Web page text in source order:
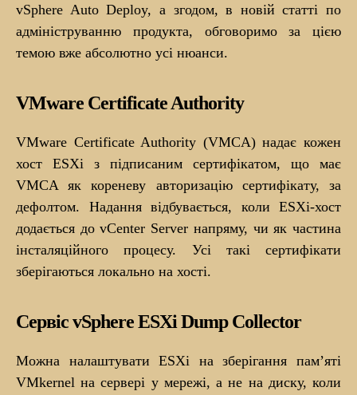
vSphere Auto Deploy, а згодом, в новій статті по
адмініструванню продукта, обговоримо за цією
темою вже абсолютно усі нюанси.
VMware Certificate Authority
VMware Certificate Authority (VMCA) надає кожен
хост ESXi з підписаним сертифікатом, що має
VMCA як кореневу авторизацію сертифікату, за
дефолтом. Надання відбувається, коли ESXi-хост
додається до vCenter Server напряму, чи як частина
інсталяційного процесу. Усі такі сертифікати
зберігаються локально на хості.
Сервіс vSphere ESXi Dump Collector
Можна налаштувати ESXi на зберігання пам’яті
VMkernel на сервері у мережі, а не на диску, коли